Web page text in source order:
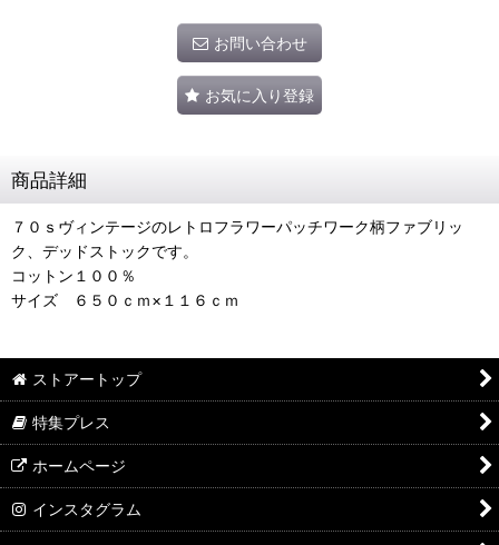
お問い合わせ
お気に入り登録
商品詳細
７０ｓヴィンテージのレトロフラワーパッチワーク柄ファブリッ
ク、デッドストックです。
コットン１００％
サイズ ６５０ｃｍ×１１６ｃｍ
ストアートップ
特集プレス
ホームページ
インスタグラム